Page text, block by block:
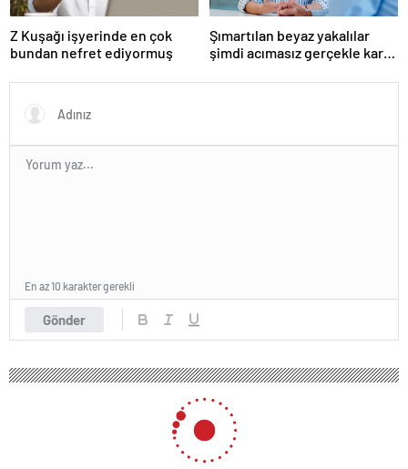
Z Kuşağı işyerinde en çok
bundan nefret ediyormuş
Şımartılan beyaz yakalılar
şimdi acımasız gerçekle karşı
Gönder
En az 10 karakter gerekli